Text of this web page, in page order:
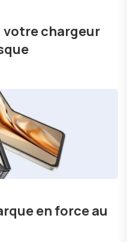
votre chargeur
en force au